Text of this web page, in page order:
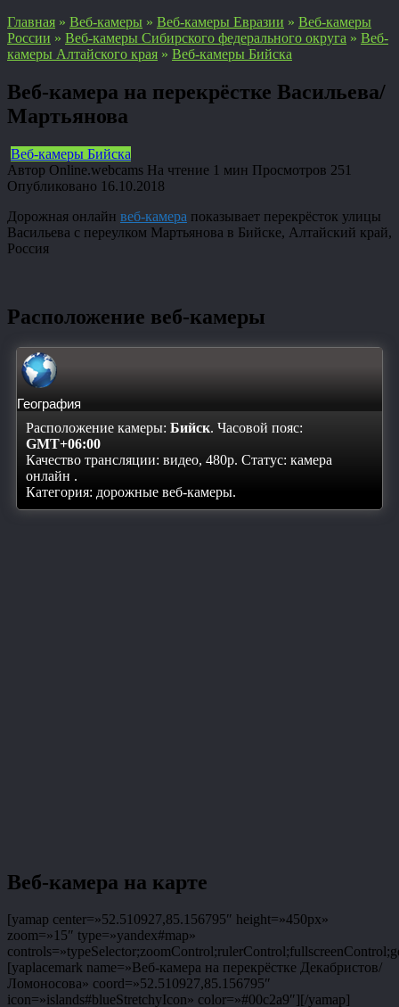
Главная » Веб-камеры » Веб-камеры Евразии » Веб-камеры
России » Веб-камеры Сибирского федерального округа » Веб-
камеры Алтайского края » Веб-камеры Бийска
Веб-камера на перекрёстке Васильева/
Мартьянова
Веб-камеры Бийска
Автор Online.webcams На чтение 1 мин Просмотров 251
Опубликовано 16.10.2018
Дорожная онлайн веб-камера показывает перекрёсток улицы
Васильева с переулком Мартьянова в Бийске, Алтайский край,
Россия
Расположение веб-камеры
География
Расположение камеры: Бийск. Часовой пояс:
GMT+06:00
Качество трансляции: видео, 480p. Статус: камера
онлайн .
Категория: дорожные веб-камеры.
Веб-камера на карте
[yamap center=»52.510927,85.156795″ height=»450px»
zoom=»15″ type=»yandex#map»
[yaplacemark name=»Веб-камера на перекрёстке Декабристов/
Ломоносова» coord=»52.510927,85.156795″
icon=»islands#blueStretchyIcon» color=»#00c2a9″][/yamap]